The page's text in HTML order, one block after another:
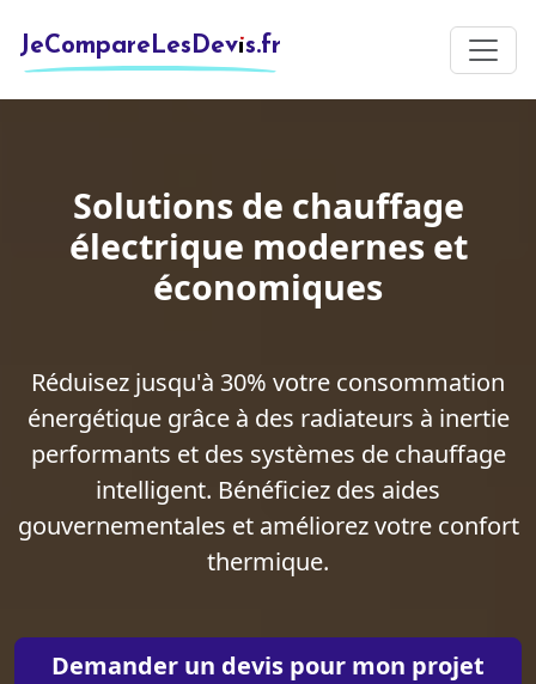
JeCompareLesDevis.fr
Solutions de chauffage
électrique modernes et
économiques
Réduisez jusqu'à 30% votre consommation
énergétique grâce à des radiateurs à inertie
performants et des systèmes de chauffage
intelligent. Bénéficiez des aides
gouvernementales et améliorez votre confort
thermique.
Demander un devis pour mon projet